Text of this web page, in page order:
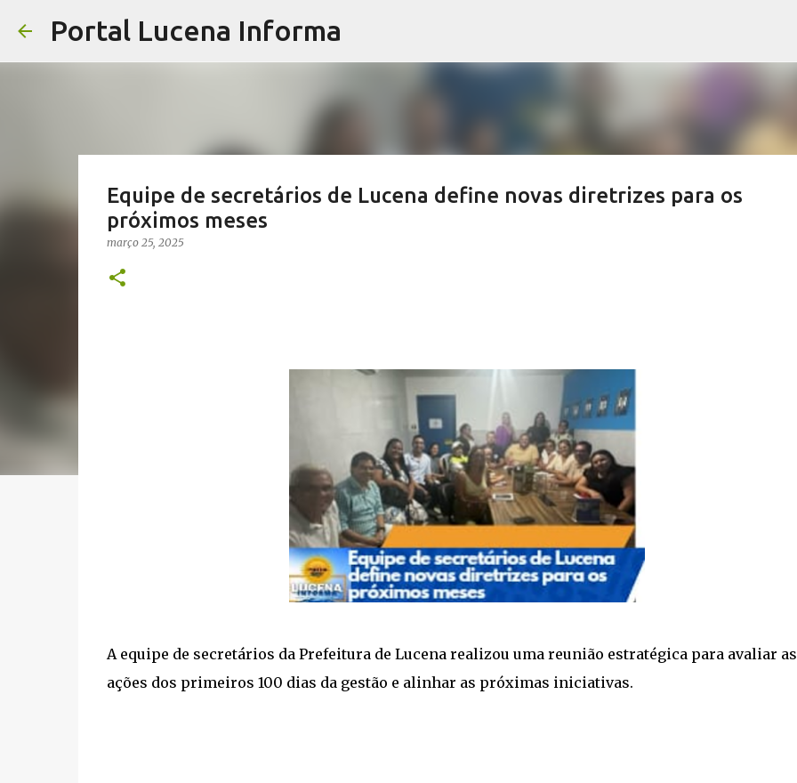
Portal Lucena Informa
Equipe de secretários de Lucena define novas diretrizes para os
próximos meses ⁩
março 25, 2025
A equipe de secretários da Prefeitura de Lucena realizou uma reunião estratégica para avaliar as
ações dos primeiros 100 dias da gestão e alinhar as próximas iniciativas.